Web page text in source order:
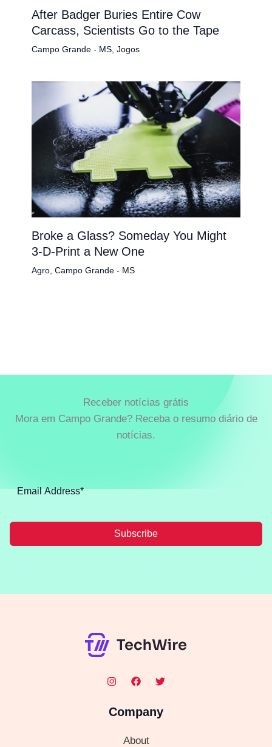
After Badger Buries Entire Cow
Carcass, Scientists Go to the Tape
Campo Grande - MS, Jogos
Broke a Glass? Someday You Might
3-D-Print a New One
Agro, Campo Grande - MS
Receber notícias grátis
Mora em Campo Grande? Receba o resumo diário de
notícias.
Subscribe
Company
About